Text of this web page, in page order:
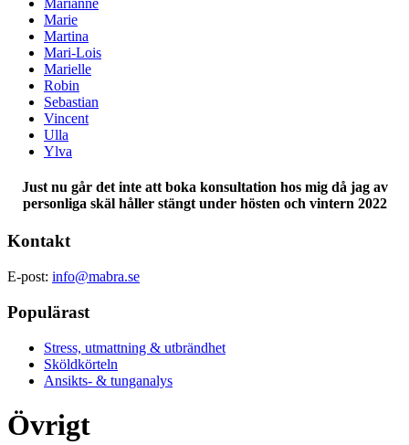
Marie
Martina
Mari-Lois
Marielle
Robin
Sebastian
Vincent
Ulla
Ylva
Just nu går det inte att boka konsultation hos mig då jag av
personliga skäl håller stängt under hösten och vintern 2022
Kontakt
E-post: info@mabra.se
Populärast
Stress, utmattning & utbrändhet
Sköldkörteln
Ansikts- & tunganalys
Övrigt